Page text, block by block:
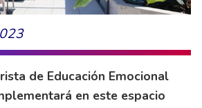
de Educación Emocional
en este espacio